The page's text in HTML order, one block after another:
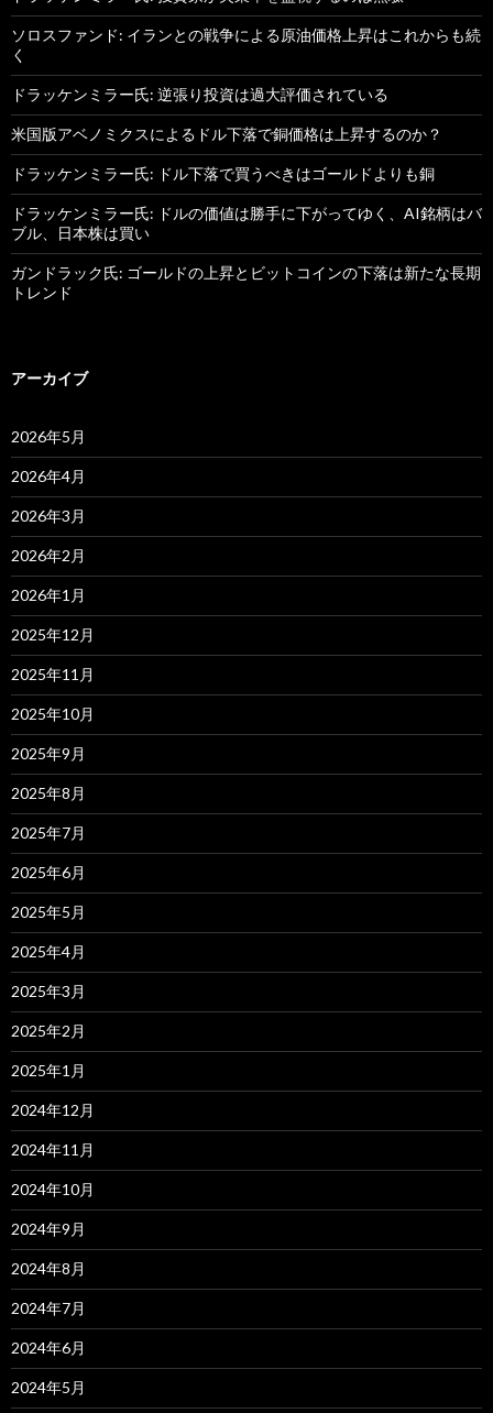
ソロスファンド: イランとの戦争による原油価格上昇はこれからも続
く
ドラッケンミラー氏: 逆張り投資は過大評価されている
米国版アベノミクスによるドル下落で銅価格は上昇するのか？
ドラッケンミラー氏: ドル下落で買うべきはゴールドよりも銅
ドラッケンミラー氏: ドルの価値は勝手に下がってゆく、AI銘柄はバ
ブル、日本株は買い
ガンドラック氏: ゴールドの上昇とビットコインの下落は新たな長期
トレンド
アーカイブ
2026年5月
2026年4月
2026年3月
2026年2月
2026年1月
2025年12月
2025年11月
2025年10月
2025年9月
2025年8月
2025年7月
2025年6月
2025年5月
2025年4月
2025年3月
2025年2月
2025年1月
2024年12月
2024年11月
2024年10月
2024年9月
2024年8月
2024年7月
2024年6月
2024年5月